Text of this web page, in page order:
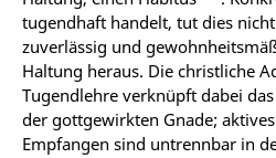
tugendhaft handelt, tut dies
zuverlässig und
Haltung heraus. Die christliche
Tugendlehre verknüpft dabei
der gottgewirkten Gnade;
Empfangen sind untrennbar in